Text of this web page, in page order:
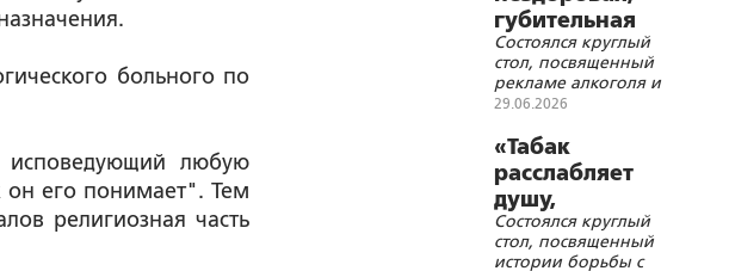
больного по
исповедующий любую
он его понимает". Тем
религиозная часть
губительная
среда
Состоялся круглый
стол, посвященный
рекламе алкоголя и
табака в Российской
Союзе и
современной России
и борьбе с ней
29.06.2026
«Табак
расслабляет
душу,
омрачает
разум»
Состоялся круглый
стол, посвященный
истории борьбы с